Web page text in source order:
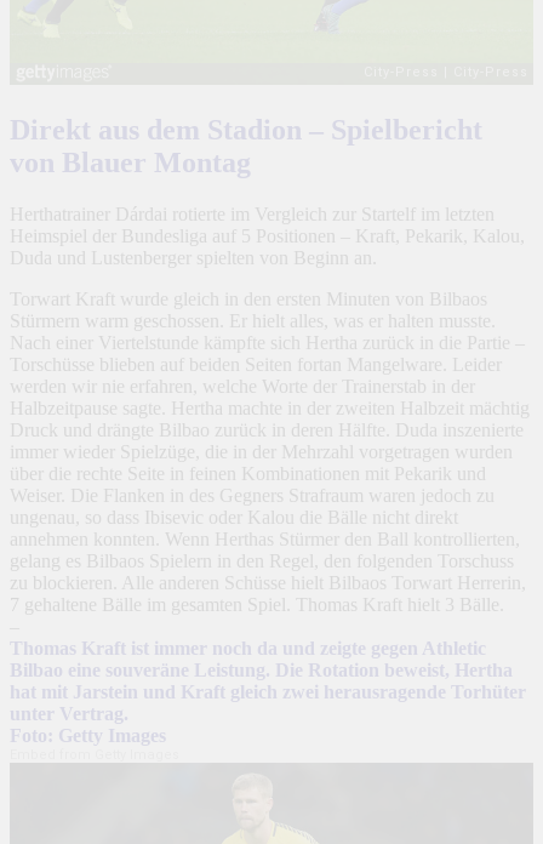
Direkt aus dem Stadion – Spielbericht
von Blauer Montag
Herthatrainer Dárdai rotierte im Vergleich zur Startelf im letzten
Heimspiel der Bundesliga auf 5 Positionen – Kraft, Pekarik, Kalou,
Duda und Lustenberger spielten von Beginn an.
Torwart Kraft wurde gleich in den ersten Minuten von Bilbaos
Stürmern warm geschossen. Er hielt alles, was er halten musste.
Nach einer Viertelstunde kämpfte sich Hertha zurück in die Partie –
Torschüsse blieben auf beiden Seiten fortan Mangelware. Leider
werden wir nie erfahren, welche Worte der Trainerstab in der
Halbzeitpause sagte. Hertha machte in der zweiten Halbzeit mächtig
Druck und drängte Bilbao zurück in deren Hälfte. Duda inszenierte
immer wieder Spielzüge, die in der Mehrzahl vorgetragen wurden
über die rechte Seite in feinen Kombinationen mit Pekarik und
Weiser. Die Flanken in des Gegners Strafraum waren jedoch zu
ungenau, so dass Ibisevic oder Kalou die Bälle nicht direkt
annehmen konnten. Wenn Herthas Stürmer den Ball kontrollierten,
gelang es Bilbaos Spielern in den Regel, den folgenden Torschuss
zu blockieren. Alle anderen Schüsse hielt Bilbaos Torwart Herrerin,
7 gehaltene Bälle im gesamten Spiel. Thomas Kraft hielt 3 Bälle.
Thomas Kraft ist immer noch da und zeigte gegen Athletic
Bilbao eine souveräne Leistung. Die Rotation beweist, Hertha
hat mit Jarstein und Kraft gleich zwei herausragende Torhüter
unter Vertrag.
Foto: Getty Images